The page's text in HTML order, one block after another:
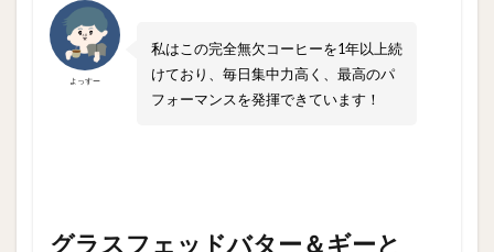
よっすー
私はこの完全無欠コーヒーを1年以上続
けており、毎日集中力高く、最高のパ
フォーマンスを発揮できています！
グラスフェッドバター＆ギーと